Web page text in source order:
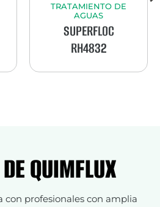
TRATAMIENTO DE
AGUAS
SUPERFLOC
RH4832
QUIMFLUX
con profesionales con amplia